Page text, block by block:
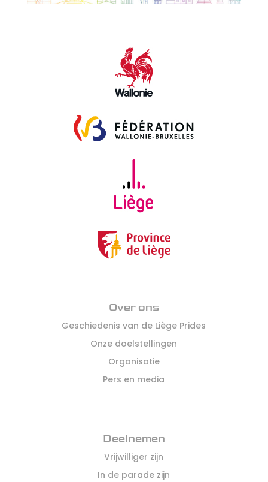
Over ons
Geschiedenis van de Liège Prides
Onze doelstellingen
Organisatie
Pers en media
Deelnemen
Vrijwilliger zijn
In de parade zijn